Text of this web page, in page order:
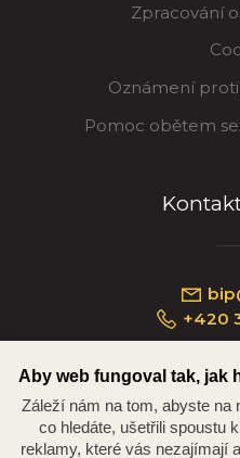
Zpracování
Oznámení
Pomoc obětem
+420
Náměstí Republiky
Aby web fungoval tak, jak
Záleží nám na tom, abyste na
co hledáte, ušetřili spoustu
reklamy, které vás nezajímají